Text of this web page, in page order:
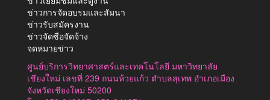
ข่าวการจัดอบรมและสัมนา
ข่าวรับสมัครงาน
ข่าวจัดซือจัดจ้าง
จดหมายข่าว
ศูนย์บริการวิทยาศาสตร์และเทคโนโลยี มหาวิทยาลัย
เชียงใหม่ เลขที่ 239 ถนนห้วยแก้ว ตำบลสุเทพ อำเภอเมือง
จังหวัดเชียงใหม่ 50200